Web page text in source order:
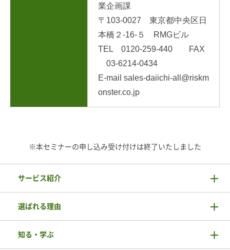
業企画課
〒103-0027 東京都中央区日
本橋２-16-５ RMGビル
TEL 0120-259-440 FAX
03-6214-0434
E-mail sales-daiichi-all@riskm
onster.co.jp
※本セミナーの申し込み受け付けは終了いたしました
サービス紹介
選ばれる理由
知る・学ぶ